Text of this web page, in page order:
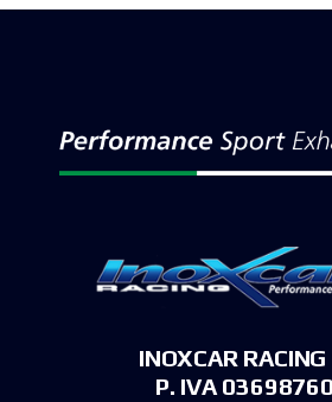
INOXCAR RACING
P. IVA